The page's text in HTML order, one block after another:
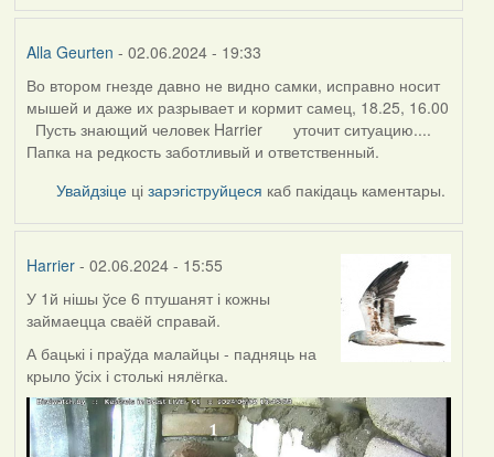
Alla Geurten - 02.06.2024 - 19:33
Во втором гнезде давно не видно самки, исправно носит
мышей и даже их разрывает и кормит самец, 18.25, 16.00
Пусть знающий человек Harrier уточит ситуацию....
Папка на редкость заботливый и ответственный.
Увайдзіце цізарэгіструйцеся каб пакідаць каментары.
Harrier- 02.06.2024 - 15:55
У 1й нішы ўсе 6 птушанят і кожны
займаецца сваёй справай.
А бацькі і праўда малайцы - падняць на
крыло ўсіх і столькі нялёгка.